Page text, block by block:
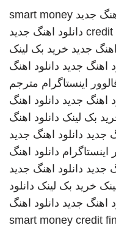
جدید smart money
credit دانلود اهنگ جدید
اهنگ جدید خرید بک لینک
اهنگ جدید دانلود اهنگ
اینستاگرام مترجم
اهنگ جدید دانلود اهنگ
بک لینک دانلود اهنگ
جدید دانلود اهنگ جدید
اینستاگرام دانلود اهنگ
جدید دانلود اهنگ جدید
خرید بک لینک دانلود
اهنگ جدید دانلود اهنگ
smart money credit